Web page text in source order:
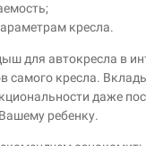
кресла.
для автокресла в
самого кресла.
даже
ребенку.